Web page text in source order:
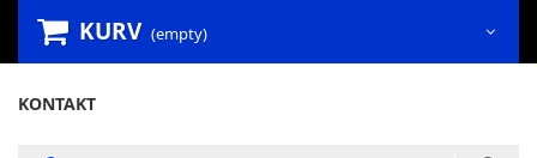
KURV (empty)
KONTAKT